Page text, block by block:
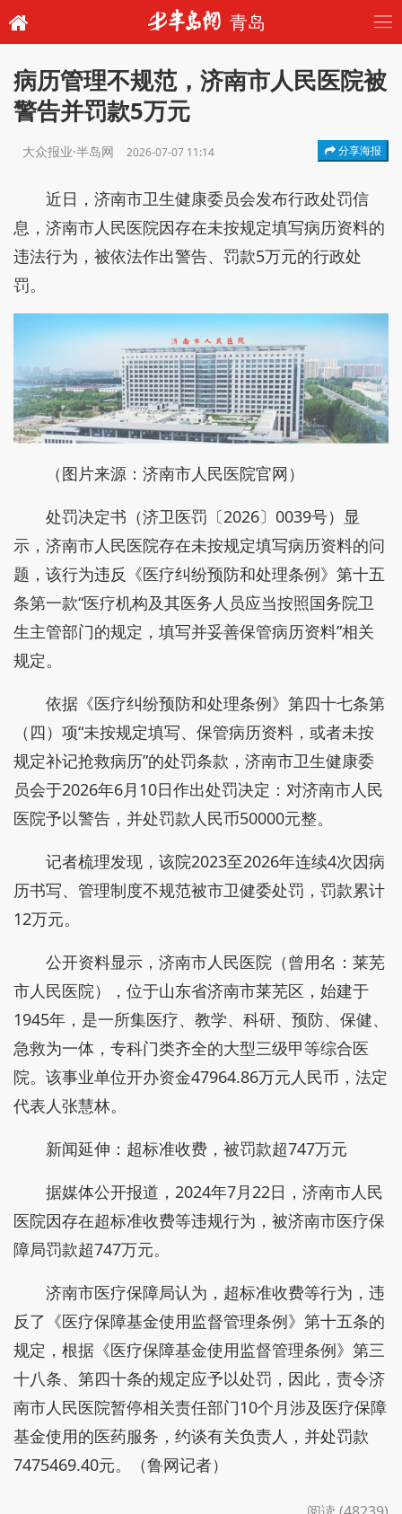
青岛
病历管理不规范，济南市人民医院被
警告并罚款5万元
大众报业·半岛网 2026-07-07 11:14 分享海报
近日，济南市卫生健康委员会发布行政处罚信
息，济南市人民医院因存在未按规定填写病历资料的
违法行为，被依法作出警告、罚款5万元的行政处
罚。
（图片来源：济南市人民医院官网）
处罚决定书（济卫医罚〔2026〕0039号）显
示，济南市人民医院存在未按规定填写病历资料的问
题，该行为违反《医疗纠纷预防和处理条例》第十五
条第一款“医疗机构及其医务人员应当按照国务院卫
生主管部门的规定，填写并妥善保管病历资料”相关
规定。
依据《医疗纠纷预防和处理条例》第四十七条第
（四）项“未按规定填写、保管病历资料，或者未按
规定补记抢救病历”的处罚条款，济南市卫生健康委
员会于2026年6月10日作出处罚决定：对济南市人民
医院予以警告，并处罚款人民币50000元整。
记者梳理发现，该院2023至2026年连续4次因病
历书写、管理制度不规范被市卫健委处罚，罚款累计
12万元。
公开资料显示，济南市人民医院（曾用名：莱芜
市人民医院），位于山东省济南市莱芜区，始建于
1945年，是一所集医疗、教学、科研、预防、保健、
急救为一体，专科门类齐全的大型三级甲等综合医
院。该事业单位开办资金47964.86万元人民币，法定
代表人张慧林。
新闻延伸：超标准收费，被罚款超747万元
据媒体公开报道，2024年7月22日，济南市人民
医院因存在超标准收费等违规行为，被济南市医疗保
障局罚款超747万元。
济南市医疗保障局认为，超标准收费等行为，违
反了《医疗保障基金使用监督管理条例》第十五条的
规定，根据《医疗保障基金使用监督管理条例》第三
十八条、第四十条的规定应予以处罚，因此，责令济
南市人民医院暂停相关责任部门10个月涉及医疗保障
基金使用的医药服务，约谈有关负责人，并处罚款
7475469.40元。（鲁网记者）